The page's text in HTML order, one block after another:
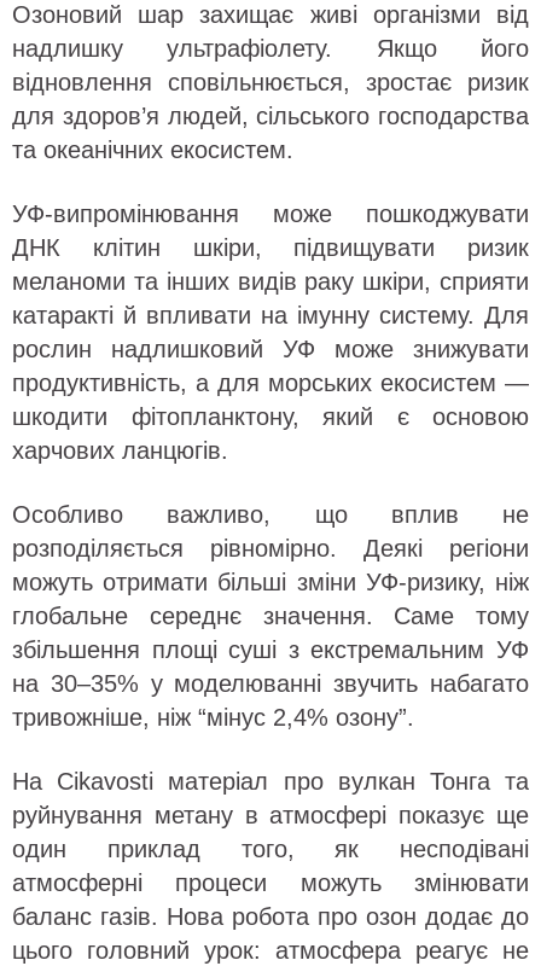
Озоновий шар захищає живі організми від
надлишку ультрафіолету. Якщо його
відновлення сповільнюється, зростає ризик
для здоров’я людей, сільського господарства
та океанічних екосистем.
УФ-випромінювання може пошкоджувати
ДНК клітин шкіри, підвищувати ризик
меланоми та інших видів раку шкіри, сприяти
катаракті й впливати на імунну систему. Для
рослин надлишковий УФ може знижувати
продуктивність, а для морських екосистем —
шкодити фітопланктону, який є основою
харчових ланцюгів.
Особливо важливо, що вплив не
розподіляється рівномірно. Деякі регіони
можуть отримати більші зміни УФ-ризику, ніж
глобальне середнє значення. Саме тому
збільшення площі суші з екстремальним УФ
на 30–35% у моделюванні звучить набагато
тривожніше, ніж “мінус 2,4% озону”.
На Cikavosti матеріал про вулкан Тонга та
руйнування метану в атмосфері показує ще
один приклад того, як несподівані
атмосферні процеси можуть змінювати
баланс газів. Нова робота про озон додає до
цього головний урок: атмосфера реагує не